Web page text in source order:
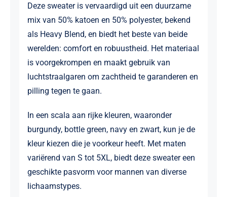
Deze sweater is vervaardigd uit een duurzame
mix van 50% katoen en 50% polyester, bekend
als Heavy Blend, en biedt het beste van beide
werelden: comfort en robuustheid. Het materiaal
is voorgekrompen en maakt gebruik van
luchtstraalgaren om zachtheid te garanderen en
pilling tegen te gaan.
In een scala aan rijke kleuren, waaronder
burgundy, bottle green, navy en zwart, kun je de
kleur kiezen die je voorkeur heeft. Met maten
variërend van S tot 5XL, biedt deze sweater een
geschikte pasvorm voor mannen van diverse
lichaamstypes.